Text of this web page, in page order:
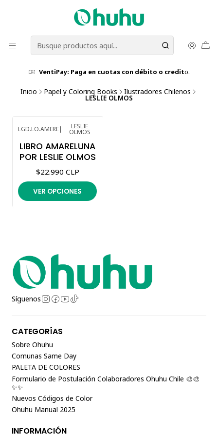
VentiPay: Paga en cuotas con débito o credito.
Inicio Papel y Coloring Books Ilustradores Chilenos
LESLIE OLMOS
LGD.LO.AMERE| LESLIE
OLMOS
LIBRO AMARELUNA
POR LESLIE OLMOS
$22.990 CLP
VER OPCIONES
Síguenos
CATEGORÍAS
Sobre Ohuhu
Comunas Same Day
PALETA DE COLORES
Formulario de Postulación Colaboradores Ohuhu Chile 🎨🎨
✨✨
Nuevos Códigos de Color
Ohuhu Manual 2025
INFORMACIÓN